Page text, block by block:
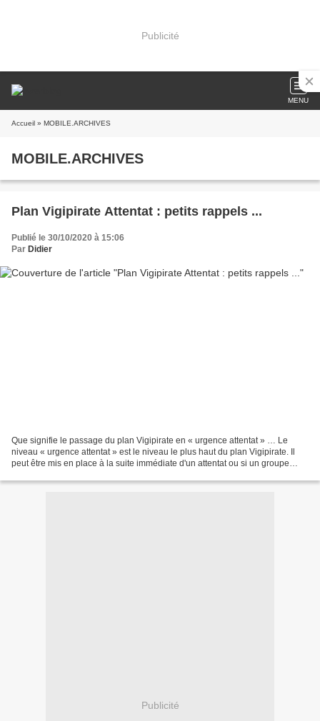
Publicité
MENU
Accueil » MOBILE.ARCHIVES
MOBILE.ARCHIVES
Plan Vigipirate Attentat : petits rappels ...
Publié le 30/10/2020 à 15:06
Par Didier
Que signifie le passage du plan Vigipirate en « urgence attentat » … Le
niveau « urgence attentat » est le niveau le plus haut du plan Vigipirate. Il
peut être mis en place à la suite immédiate d'un attentat ou si un groupe
Publicité